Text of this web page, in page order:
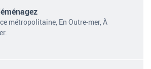
métropolitaine, En Outre-mer, À